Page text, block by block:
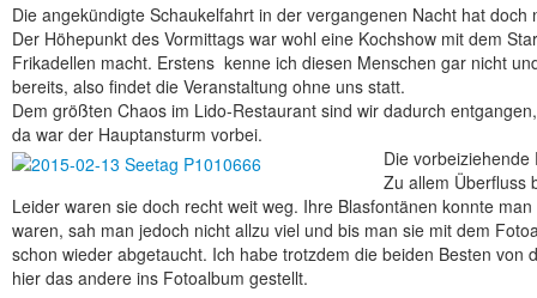
Die angekündigte Schaukelfahrt in der vergangenen Nacht hat doch
Der Höhepunkt des Vormittags war wohl eine Kochshow mit dem
Frikadellen macht. Erstens kenne ich diesen Menschen gar nicht
bereits, also findet die Veranstaltung ohne uns statt.
Dem größten Chaos im Lido-Restaurant sind wir dadurch
da war der Hauptansturm vorbei.
Die
Zu allem Überfluss
Leider waren sie doch recht weit weg. Ihre Blasfontänen konnte
waren, sah man jedoch nicht allzu viel und bis man sie mit dem
schon wieder abgetaucht. Ich habe trotzdem die beiden Besten von
hier das andere ins Fotoalbum gestellt.